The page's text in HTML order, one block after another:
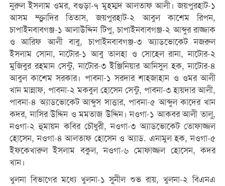
নুরুল ইসলাম ওমর, বগুড়া-৭ মুহম্মদ আলতাফ আলী। জয়পুরহাট-১
আসম ম্ক্তুাদির তিতাস, জয়পুরহাট-২ আবুল কাশেম রিপন,
চাপাইনবাবগঞ্জ-১ আলাউদ্দিন টিপু, চাপাইনবাবগঞ্জ-২ আব্দুর রাজ্জাক
ও আরিফ আলী বাবু, চাপাইনবাবগঞ্জ-৩ অ্যাডভোকেট নজরুল
ইসলাম সোনা, নাটোর-১ আবু তালহা ও সোহেল রানা, নাটোর-২
মুজিবুর রহমান সেন্টু, নাটোর-৩ ইঞ্জিনিয়ার আনিসুল হক, নাটোর-৪
আবুল কাশেম সরকার। পাবনা-১ সরদার শাহজাহান ও ওমর আলী
খান মান্নাফ, পাবনা-২ মকবুল হোসেন সেন্টু, পাবনা-৩ হায়দার আলী,
পাবনা-৪ অ্যাডভোকেট আব্দুস সাত্তার, পাবনা-৫ আব্দুল কাদের খান
কদর, নাসির উদ্দিন ও মমতাজ উদ্দিন। নওগা-১ আকবর আলী তালু,
নওগা-২ হুমায়ন কবির চৌধুরী, নওগা-৩ অ্যাডভোকেট তোফাজ্জল
হোসেন, নওগা-৪ আলতাফ হোসেন ও অ্যাড. এনামুল হক, নওগা-৫
ইফকেখারুল ইসলাম বকুল, নওগা-৬ মোফাজ্জল হোসেন, কদর
খান।
খুলনা বিভাগের মধ্যে খুলনা-১ সুনীল শুভ রায়, খুলনা-২ বিএনএ